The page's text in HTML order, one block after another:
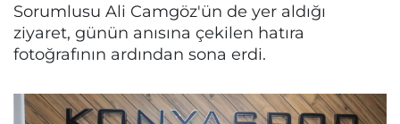
Sorumlusu Ali Camgöz'ün de yer aldığı
ziyaret, günün anısına çekilen hatıra
fotoğrafının ardından sona erdi.